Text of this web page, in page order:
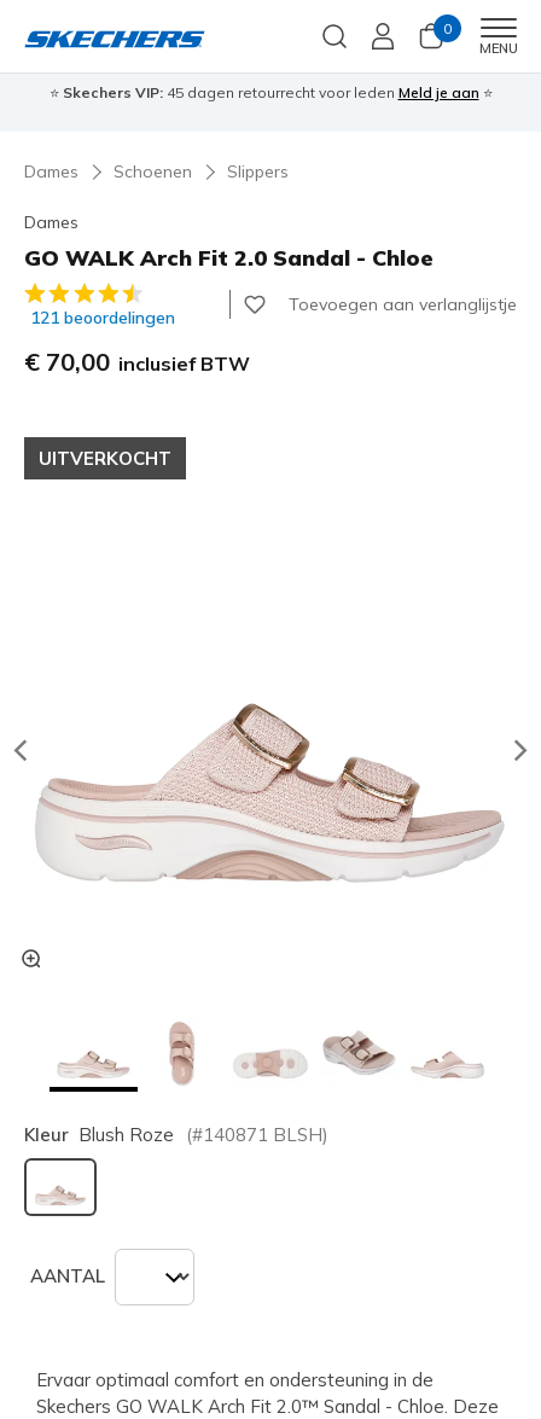
0
MENU
⭐ Skechers VIP:45 dagen retourrecht voor leden Meld je aan ⭐
Dames Schoenen Slippers
Dames
GO WALK Arch Fit 2.0 Sandal - Chloe
5 van de 5 klantbeoordelingen
121 beoordelingen
Toevoegen aan verlanglijstje
€ 70,00 inclusief BTW
UITVERKOCHT
Kleur Blush Roze (#140871 BLSH)
geselecteerd
AANTAL
Ervaar optimaal comfort en ondersteuning in de
Skechers GO WALK Arch Fit 2.0™ Sandal - Chloe. Deze